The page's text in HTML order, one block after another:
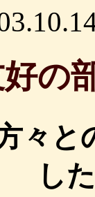
好
々
し